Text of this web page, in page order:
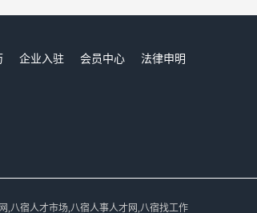
企业入驻 会员中心
法律申明
,八宿人才市场,八宿人事人才网,八宿找工作